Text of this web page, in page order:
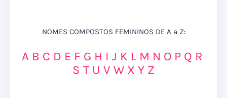
NOMES COMPOSTOS FEMININOS DE A a Z:
A B C D E F G H I J K L M N O P Q R
S T U V W X Y Z